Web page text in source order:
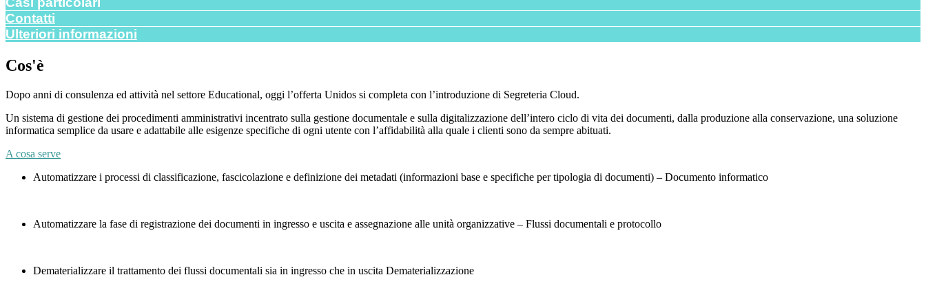
Contatti
Ulteriori informazioni
Cos'è
Dopo anni di consulenza ed attività nel settore Educational, oggi l’offerta Unidos si completa con l’introduzione di Segreteria Cloud.
Un sistema di gestione dei procedimenti amministrativi incentrato sulla gestione documentale e sulla digitalizzazione dell’intero ciclo di vita dei documenti, dalla produzione alla conservazione, una soluzione
informatica semplice da usare e adattabile alle esigenze specifiche di ogni utente con l’affidabilità alla quale i clienti sono da sempre abituati.
A cosa serve
Automatizzare i processi di classificazione, fascicolazione e definizione dei metadati (informazioni base e specifiche per tipologia di documenti) – Documento informatico
Automatizzare la fase di registrazione dei documenti in ingresso e uscita e assegnazione alle unità organizzative – Flussi documentali e protocollo
Dematerializzare il trattamento dei flussi documentali sia in ingresso che in uscita Dematerializzazione